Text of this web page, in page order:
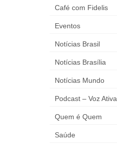
Café com Fidelis
Eventos
Notícias Brasil
Notícias Brasília
Notícias Mundo
Podcast – Voz Ativa
Quem é Quem
Saúde